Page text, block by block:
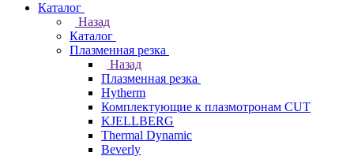
Каталог
Назад
Каталог
Плазменная резка
Назад
Плазменная резка
Hytherm
Комплектующие к плазмотронам CUT
KJELLBERG
Thermal Dynamic
Beverly